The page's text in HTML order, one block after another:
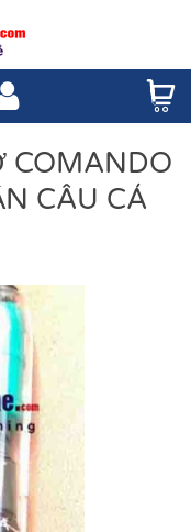
COMANDO
CÂU CÁ